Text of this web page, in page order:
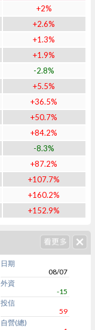
+2%
+2.6%
+1.3%
+1.9%
-2.8%
+5.5%
+36.5%
+50.7%
+84.2%
-8.3%
+87.2%
+107.7%
+160.2%
+152.9%
日期
08/07
外資
-15
投信
59
自營(總)